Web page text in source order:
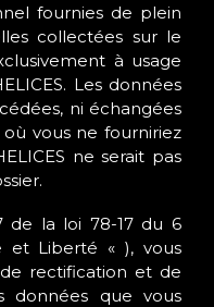
fournies de plein
collectées sur le
à usage
Les données
ni échangées
où vous ne fourniriez
ne serait pas
de la loi 78-17 du 6
et Liberté « ), vous
de rectification et de
données que vous